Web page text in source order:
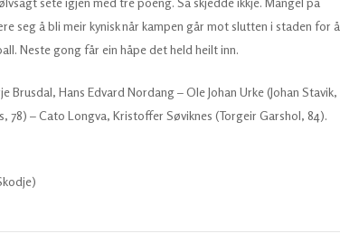
seg å bli meir kynisk når kampen går mot slutten i staden for å
Neste gong får ein håpe det held heilt inn.
Hans Edvard Nordang – Ole Johan Urke (Johan Stavik,
78) – Cato Longva, Kristoffer Søviknes (Torgeir Garshol, 84).